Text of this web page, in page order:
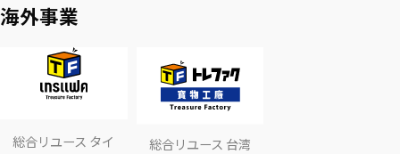
海外事業
総合リユース タイ 総合リユース 台湾